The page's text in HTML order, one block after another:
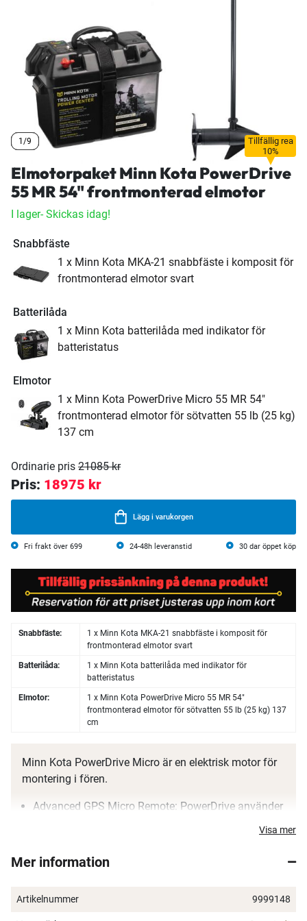
Tillfällig rea
10%
1/9
1/9
1/9
Elmotorpaket Minn Kota PowerDrive
55 MR 54" frontmonterad elmotor
I lager- Skickas idag!
Snabbfäste
1 x Minn Kota MKA-21 snabbfäste i komposit för
frontmonterad elmotor svart
Batterilåda
1 x Minn Kota batterilåda med indikator för
batteristatus
Elmotor
1 x Minn Kota PowerDrive Micro 55 MR 54"
frontmonterad elmotor för sötvatten 55 lb (25 kg)
137 cm
Pris: 18975 kr
Ordinarie pris 21085 kr
Lägg i varukorgen
Fri frakt över 699 24-48h leveranstid 30 dar öppet köp
Snabbfäste:
1 x Minn Kota MKA-21 snabbfäste i komposit för
frontmonterad elmotor svart
Batterilåda:
1 x Minn Kota batterilåda med indikator för
batteristatus
Elmotor:
1 x Minn Kota PowerDrive Micro 55 MR 54"
frontmonterad elmotor för sötvatten 55 lb (25 kg) 137
cm
Minn Kota PowerDrive Micro är en elektrisk motor för
montering i fören.
Advanced GPS Micro Remote: PowerDrive använder
plats. Motorn levereras med Micro Remote som kan
kontrollera funktionerna: propeller till/från, styrning,
tillbehör.
Visa mer
Mer information
Artikelnummer 9999148